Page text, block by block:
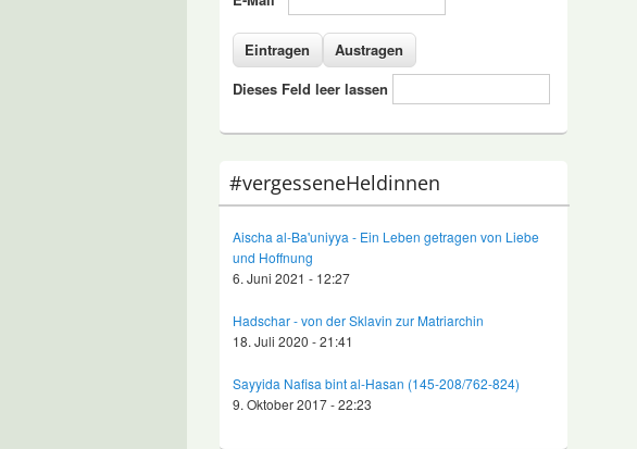
Dieses Feld leer lassen
#vergesseneHeldinnen
Aischa al-Ba'uniyya - Ein Leben getragen von Liebe
und Hoffnung
6. Juni 2021 - 12:27
Hadschar - von der Sklavin zur Matriarchin
18. Juli 2020 - 21:41
Sayyida Nafisa bint al-Hasan (145-208/762-824)
9. Oktober 2017 - 22:23